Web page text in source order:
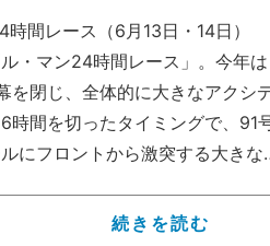
間レース（6月13日・14日）
・マン24時間レース」。今年は
を閉じ、全体的に大きなアクシ
時間を切ったタイミングで、91
にフロントから激突する大きな
続きを読む